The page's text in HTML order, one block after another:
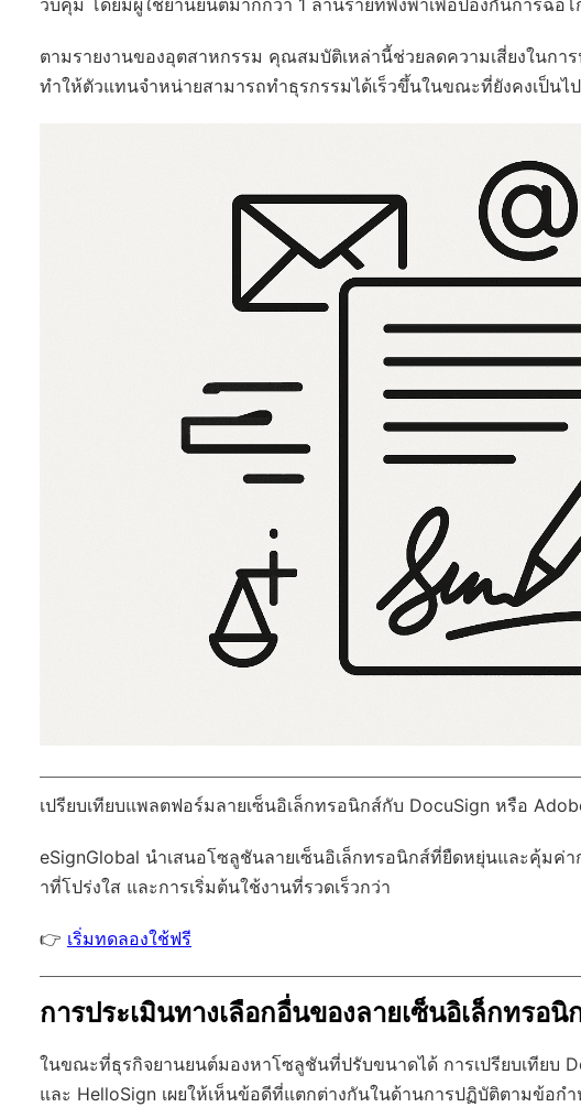
วบคุม โดยมีผู้ใช้ยานยนต์มากกว่า 1 ล้านรายที่พึ่งพาเพื่อป้องกันการฉ้อโ
ตามรายงานของอุตสาหกรรม คุณสมบัติเหล่านี้ช่วยลดความเสี่ยงในก
ทำให้ตัวแทนจำหน่ายสามารถทำธุรกรรมได้เร็วขึ้นในขณะที่ยังคงเป็นไ
เปรียบเทียบแพลตฟอร์มลายเซ็นอิเล็กทรอนิกส์กับ DocuSign หรือ
eSignGlobal นำเสนอโซลูชันลายเซ็นอิเล็กทรอนิกส์ที่ยืดหยุ่นและคุ้มค่า
าที่โปร่งใส และการเริ่มต้นใช้งานที่รวดเร็วกว่า
👉 เริ่มทดลองใช้ฟรี
การประเมินทางเลือกอื่นของลายเซ็นอิเล็กทรอ
ในขณะที่ธุรกิจยานยนต์มองหาโซลูชันที่ปรับขนาดได้ การเปรียบเทียบ
และ HelloSign เผยให้เห็นข้อดีที่แตกต่างกันในด้านการปฏิบัติตามข้อ